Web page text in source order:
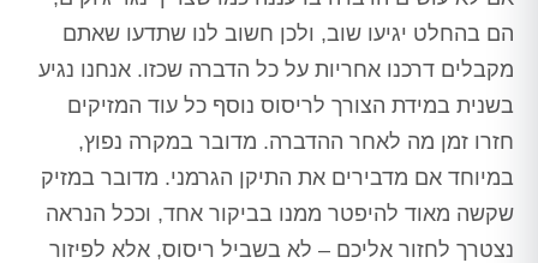
הם בהחלט יגיעו שוב, ולכן חשוב לנו שתדעו שאתם
מקבלים דרכנו אחריות על כל הדברה שכזו. אנחנו נגיע
בשנית במידת הצורך לריסוס נוסף כל עוד המזיקים
חזרו זמן מה לאחר ההדברה. מדובר במקרה נפוץ,
במיוחד אם מדבירים את התיקן הגרמני. מדובר במזיק
שקשה מאוד להיפטר ממנו בביקור אחד, וככל הנראה
נצטרך לחזור אליכם – לא בשביל ריסוס, אלא לפיזור